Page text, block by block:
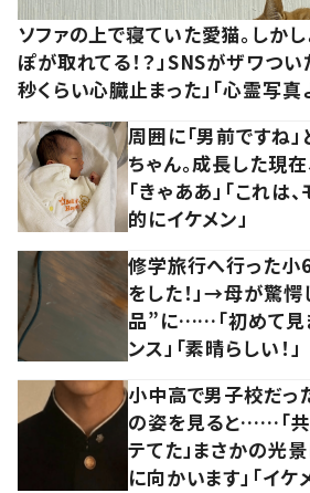
ソファの上で寝ていた愛猫。しか
ぽが取れてる！？」SNSがザワつい
秒くらい心臓止まった」「心霊写真
周囲に「男前ですね
ちゃん。成長した現
「きゃああ」「これは
的にイケメン」
修学旅行へ行った小
をした！」→母が驚
品”に……「初めて見
ンス」「素晴らしい！」
小中高で男子校だ
の姿を見ると……「
テてた」まさかの光
に向かいます」「イケ